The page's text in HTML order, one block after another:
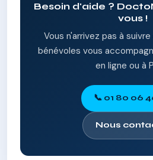
Besoin d'aide ?
vous !
Vous n'arrivez pas à
bénévoles vous
en ligne ou à
📞 01 80 06
Nous